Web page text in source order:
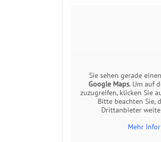
Sie sehen gerade
Google Maps. Um auf
zuzugreifen, klicken Sie
Bitte beachten Sie,
Drittanbieter
Mehr